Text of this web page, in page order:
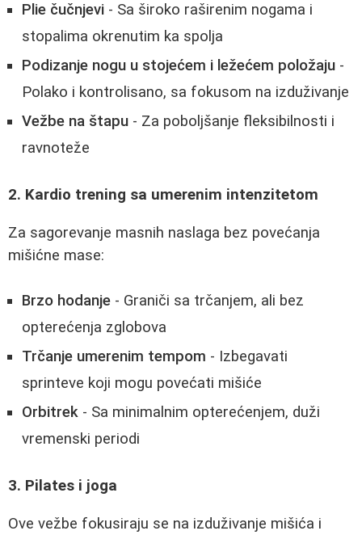
Plie čučnjevi - Sa široko raširenim nogama i
stopalima okrenutim ka spolja
Podizanje nogu u stojećem i ležećem položaju -
Polako i kontrolisano, sa fokusom na izduživanje
Vežbe na štapu - Za poboljšanje fleksibilnosti i
ravnoteže
2. Kardio trening sa umerenim intenzitetom
Za sagorevanje masnih naslaga bez povećanja
mišićne mase:
Brzo hodanje - Graniči sa trčanjem, ali bez
opterećenja zglobova
Trčanje umerenim tempom - Izbegavati
sprinteve koji mogu povećati mišiće
Orbitrek - Sa minimalnim opterećenjem, duži
vremenski periodi
3. Pilates i joga
Ove vežbe fokusiraju se na izduživanje mišića i